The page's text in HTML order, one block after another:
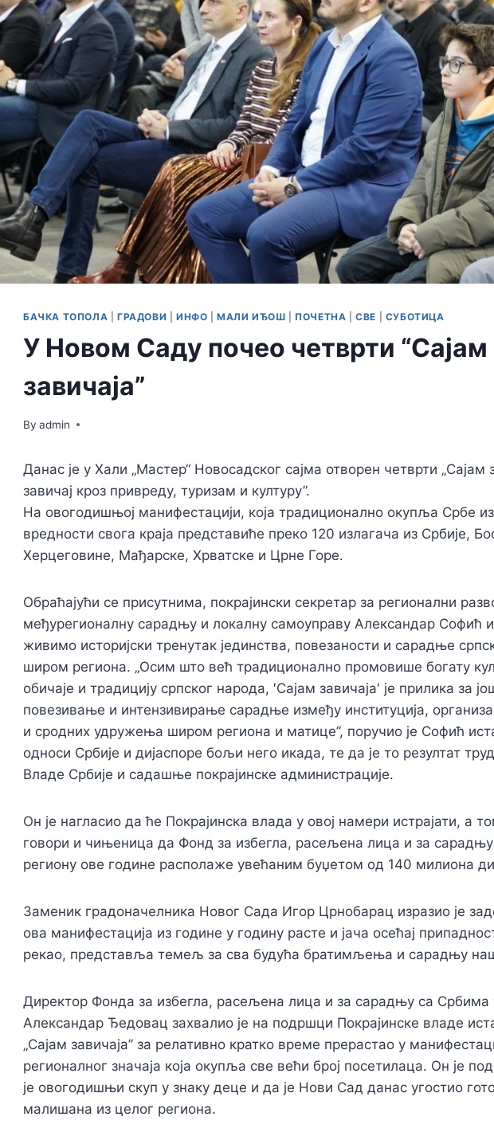
БАЧКА ТОПОЛА ГРАДОВИ ИНФО |МАЛИ ИЂОШ ПОЧЕТНА |СВЕ СУБОТИЦА
У Новом Саду почео четврти “Сајам
завичаја”
By admin
Данас је у Хали „Мастер“ Новосадског сајма отворен четврти „Сајам
завичај кроз привреду, туризам и културу”.
На овогодишњој манифестацији, која традиционално окупља Србе
вредности свога краја представиће преко 120 излагача из Србије,
Херцеговине, Мађарске, Хрватске и Црне Горе.
Обраћајући се присутнима, покрајински секретар за регионални
међурегионалну сарадњу и локалну самоуправу Александар Софић
живимо историјски тренутак јединства, повезаности и сарадње
широм региона. „Осим што већ традиционално промовише богату
обичаје и традицију српског народа, ′Сајам завичаја′ је прилика за
повезивање и интензивирање сарадње између институција,
и сродних удружења широм региона и матице”, поручио је Софић
односи Србије и дијаспоре бољи него икада, те да је то резултат
Владе Србије и садашње покрајинске администрације.
Он је нагласио да ће Покрајинска влада у овој намери истрајати, а
говори и чињеница да Фонд за избегла, расељена лица и за
региону ове године располаже увећаним буџетом од 140 милиона
Заменик градоначелника Новог Сада Игор Црнобарац изразио је
ова манифестација из године у годину расте и јача осећај
рекао, представља темељ за сва будућа братимљења и сарадњу
Директор Фонда за избегла, расељена лица и за сарадњу са Србима
Александар Ђедовац захвалио је на подршци Покрајинске владе
„Сајам завичаја” за релативно кратко време прерастао у
регионалног значаја која окупља све већи број посетилаца. Он је
је овогодишњи скуп у знаку деце и да је Нови Сад данас угостио
малишана из целог региона.